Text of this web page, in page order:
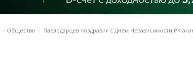
Общество Павлодарцев поздравил с Днём Независимости РК